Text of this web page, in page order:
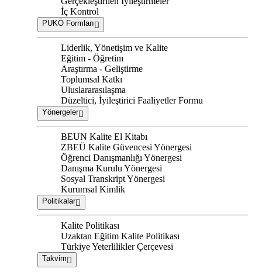
İç Kontrol
PUKÖ Formları
Liderlik, Yönetişim ve Kalite
Eğitim - Öğretim
Araştırma - Geliştirme
Toplumsal Katkı
Uluslararasılaşma
Düzeltici, İyileştirici Faaliyetler Formu
Yönergeler
BEUN Kalite El Kitabı
ZBEÜ Kalite Güvencesi Yönergesi
Öğrenci Danışmanlığı Yönergesi
Danışma Kurulu Yönergesi
Sosyal Transkript Yönergesi
Kurumsal Kimlik
Politikalar
Kalite Politikası
Uzaktan Eğitim Kalite Politikası
Türkiye Yeterlilikler Çerçevesi
Takvim